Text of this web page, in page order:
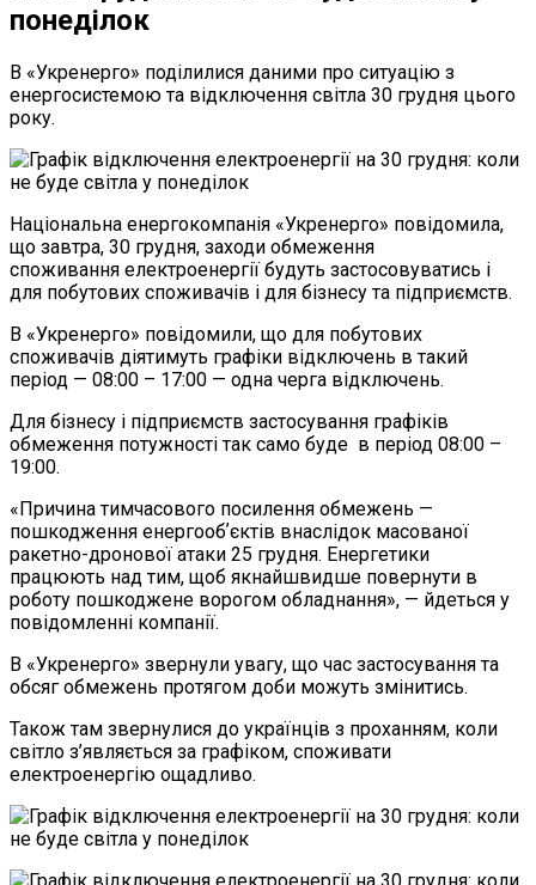
понеділок
В «Укренерго» поділилися даними про ситуацію з
енергосистемою та відключення світла 30 грудня цього
року.
Національна енергокомпанія «Укренерго» повідомила,
що завтра, 30 грудня, заходи обмеження
споживання електроенергії будуть застосовуватись і
для побутових споживачів і для бізнесу та підприємств.
В «Укренерго» повідомили, що для побутових
споживачів діятимуть графіки відключень в такий
період — 08:00 – 17:00 — одна черга відключень.
Для бізнесу і підприємств застосування графіків
обмеження потужності так само буде в період 08:00 –
19:00.
«Причина тимчасового посилення обмежень —
пошкодження енергообʼєктів внаслідок масованої
ракетно-дронової атаки 25 грудня. Енергетики
працюють над тим, щоб якнайшвидше повернути в
роботу пошкоджене ворогом обладнання», — йдеться у
повідомленні компанії.
В «Укренерго» звернули увагу, що час застосування та
обсяг обмежень протягом доби можуть змінитись.
Також там звернулися до українців з проханням, коли
світло з’являється за графіком, споживати
електроенергію ощадливо.